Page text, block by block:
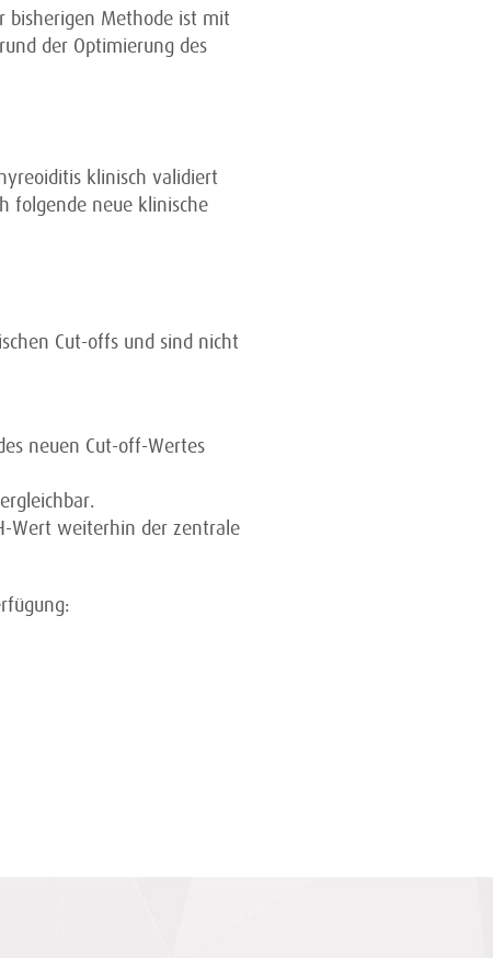
Methode ist mit
der Optimierung des
klinisch validiert
folgende neue klinische
Cut-offs und sind nicht
neuen Cut-off-Wertes
Wert weiterhin der zentrale